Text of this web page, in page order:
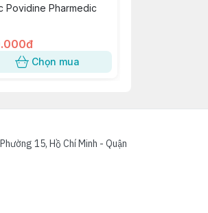
Povidine Pharmedic
Chọn mua
15, Hồ Chí Minh - Quận